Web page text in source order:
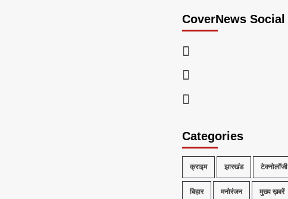
CoverNews Social
Categories
क्राइम झारखंड टेक्नोलॉजी
बिहार मनोरंजन मुख्य ख़बरें